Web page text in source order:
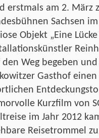
erstmals am 2. März
Sachsen
Objekt „Eine
den Weg begeben
Gasthof
Kurzfilm von
im Jahr 2012
Reisetrommel